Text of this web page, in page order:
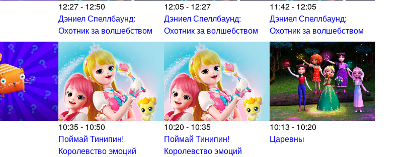
12:27 - 12:50
Дэниел Спеллбаунд:
Охотник за волшебством
12:05 - 12:27
Дэниел Спеллбаунд:
Охотник за волшебством
11:42 - 12:05
Дэниел Спеллбаунд:
Охотник за волшебством
10:35 - 10:50
Поймай Тинипин!
Королевство эмоций
10:20 - 10:35
Поймай Тинипин!
Королевство эмоций
10:13 - 10:20
Царевны